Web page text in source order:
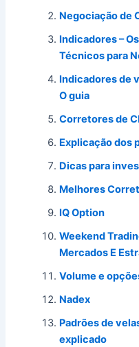
Negociação de
Indicadores –
Técnicos para
Indicadores de
O guia
Corretores de
Explicação dos
Dicas para
Melhores
IQ Option
Weekend
Mercados E
Volume e
Nadex
Padrões de
explicado